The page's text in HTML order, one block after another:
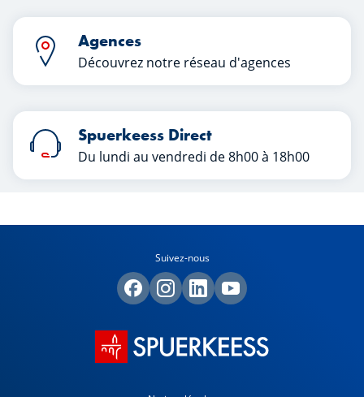
Agences
Découvrez notre réseau d'agences
Spuerkeess Direct
Du lundi au vendredi de 8h00 à 18h00
Suivez-nous